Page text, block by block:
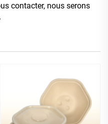
contacter, nous serons